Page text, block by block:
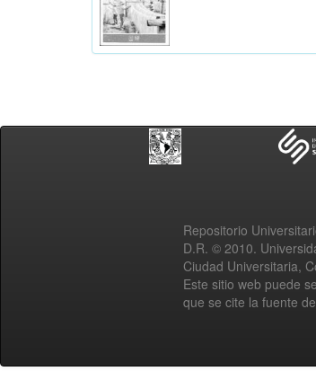
Repositorio
D.R. © 2010.
Ciudad Universitaria,
Este sitio web puede
que se cite la fuente